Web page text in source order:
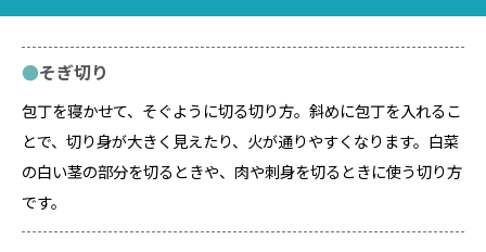
そぎ切り
包丁を寝かせて、そぐように切る切り方。斜めに包丁を入れるこ
とで、切り身が大きく見えたり、火が通りやすくなります。白菜
の白い茎の部分を切るときや、肉や刺身を切るときに使う切り方
です。